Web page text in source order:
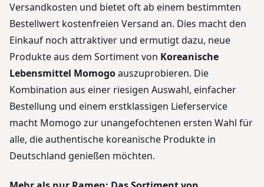
Versandkosten und bietet oft ab einem bestimmten
Bestellwert kostenfreien Versand an. Dies macht den
Einkauf noch attraktiver und ermutigt dazu, neue
Produkte aus dem Sortiment von Koreanische
Lebensmittel Momogoauszuprobieren. Die
Kombination aus einer riesigen Auswahl, einfacher
Bestellung und einem erstklassigen Lieferservice
macht Momogo zur unangefochtenen ersten Wahl für
alle, die authentische koreanische Produkte in
Deutschland genießen möchten.